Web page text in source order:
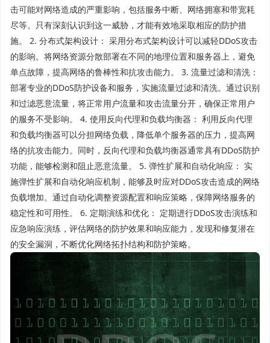
击可能对网络造成的严重影响，包括服务中断、网络拥塞和带宽耗
尽等。只有深刻认识到这一威胁，才能有效地采取相应的防护措
施。 2. 分布式架构设计： 采用分布式架构设计可以减轻DDoS攻击
的影响。将网络资源分散部署在不同的地理位置和服务器上，避免
单点故障，提高网络的鲁棒性和抗攻击能力。 3. 流量过滤和清洗：
部署专业的DDoS防护设备和服务，实施流量过滤和清洗。通过识别
和过滤恶意流量，将正常用户流量和攻击流量分开，确保正常用户
的服务不受影响。 4. 使用反向代理和负载均衡器： 利用反向代理
和负载均衡器可以分担网络负载，降低单个服务器的压力，提高网
络的抗攻击能力。同时，反向代理和负载均衡器通常具有DDoS防护
功能，能够检测和阻止恶意流量。 5. 弹性扩展和自动化响应： 实
施弹性扩展和自动化响应机制，能够及时应对DDoS攻击造成的网络
负载增加。通过自动化调整资源配置和响应策略，保障网络服务的
稳定性和可用性。 6. 定期演练和优化： 定期进行DDoS攻击演练和
应急响应演练，评估网络的防护效果和响应能力，发现和修复潜在
的安全漏洞，不断优化网络拓扑结构和防护策略。